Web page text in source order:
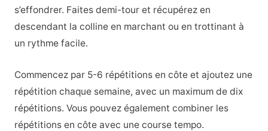
s’effondrer. Faites demi-tour et récupérez en
descendant la colline en marchant ou en trottinant à
un rythme facile.
Commencez par 5-6 répétitions en côte et ajoutez une
répétition chaque semaine, avec un maximum de dix
répétitions. Vous pouvez également combiner les
répétitions en côte avec une course tempo.